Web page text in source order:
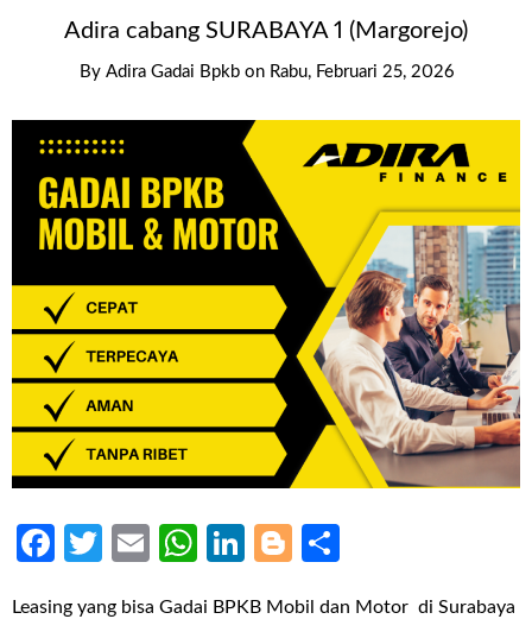
Adira cabang SURABAYA 1 (Margorejo)
By Adira Gadai Bpkb on Rabu, Februari 25, 2026
Facebook
Twitter
EmailWhatsApp
LinkedIn
Blogger
Leasing yang bisa Gadai BPKB Mobil dan Motor di Surabaya